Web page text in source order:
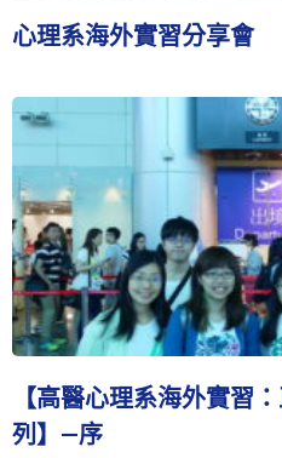
心理系海外實習分享會
【高醫心理系海外實習
列】—序